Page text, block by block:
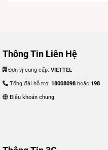
Thông Tin Liên Hệ
Đơn vị cung cấp: VIETTEL
Tổng đài hỗ trợ: 18008098 hoặc 198
Điều khoản chung